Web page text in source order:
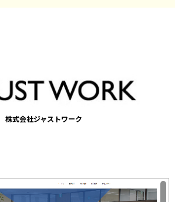
株式会社ジャストワーク